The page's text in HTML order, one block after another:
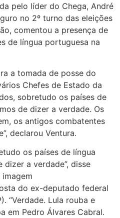
pelo líder do Chega, André
no 2º turno das eleições
comentou a presença de
de língua portuguesa na
a tomada de posse do
Chefes de Estado da
sobretudo os países de
de dizer a verdade. Os
os antigos combatentes
declarou Ventura.
os países de língua
a verdade”, disse
do ex-deputado federal
“Verdade. Lula rouba e
em Pedro Álvares Cabral.